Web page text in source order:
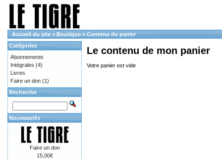
Accueil du site » Boutique » Contenu du panier
Le contenu de mon panier
Votre panier est vide
Catégories
Abonnements
Intégrales (4)
Livres
Faire un don (1)
Recherche
Nouveautés
Faire un don
15,00€